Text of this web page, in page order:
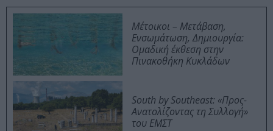
Μέτοικοι – Μετάβαση,
Ενσωμάτωση, Δημιουργία:
Ομαδική έκθεση στην
Πινακοθήκη Κυκλάδων
South by Southeast: «Προς-
Ανατολίζοντας τη Συλλογή»
του ΕΜΣΤ